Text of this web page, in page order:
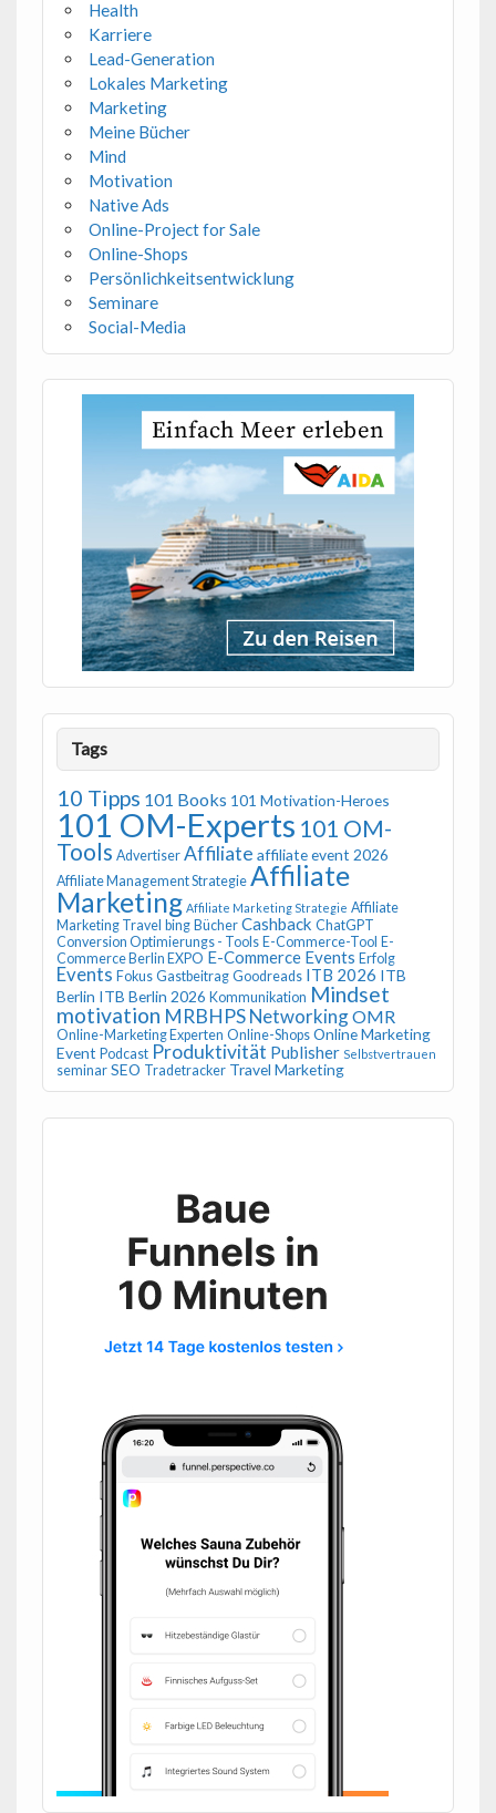
Health
Karriere
Lead-Generation
Lokales Marketing
Marketing
Meine Bücher
Mind
Motivation
Native Ads
Online-Project for Sale
Online-Shops
Persönlichkeitsentwicklung
Seminare
Social-Media
Tags
10 Tipps 101 Books 101 Motivation-Heroes
101 OM-Experts 101 OM-
Tools Advertiser Affiliate affiliate event 2026
Affiliate Management Strategie Affiliate
Marketing Affiliate Marketing Strategie Affiliate
Marketing Travel bing Bücher Cashback ChatGPT
Conversion Optimierungs - Tools E-Commerce-Tool E-
Commerce Berlin EXPO E-Commerce Events Erfolg
Events Fokus Gastbeitrag Goodreads ITB 2026 ITB
Berlin ITB Berlin 2026 Kommunikation Mindset
motivation MRBHPSNetworkingOMR
Online-Marketing Experten Online-Shops Online Marketing
Event Podcast Produktivität Publisher Selbstvertrauen
seminar SEO Tradetracker Travel Marketing